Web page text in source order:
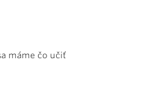
máme čo učiť